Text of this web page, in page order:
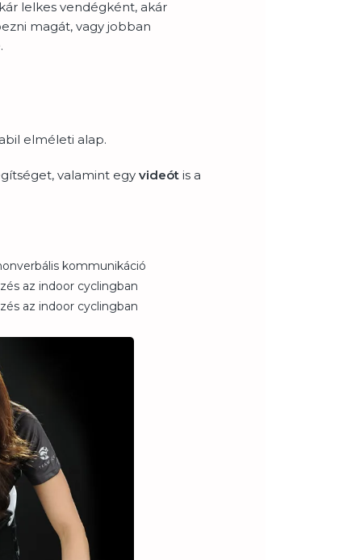
lelkes vendégként, akár
magát, vagy jobban
elméleti alap.
valamint egy videót is a
kommunikáció
az indoor cyclingban
az indoor cyclingban